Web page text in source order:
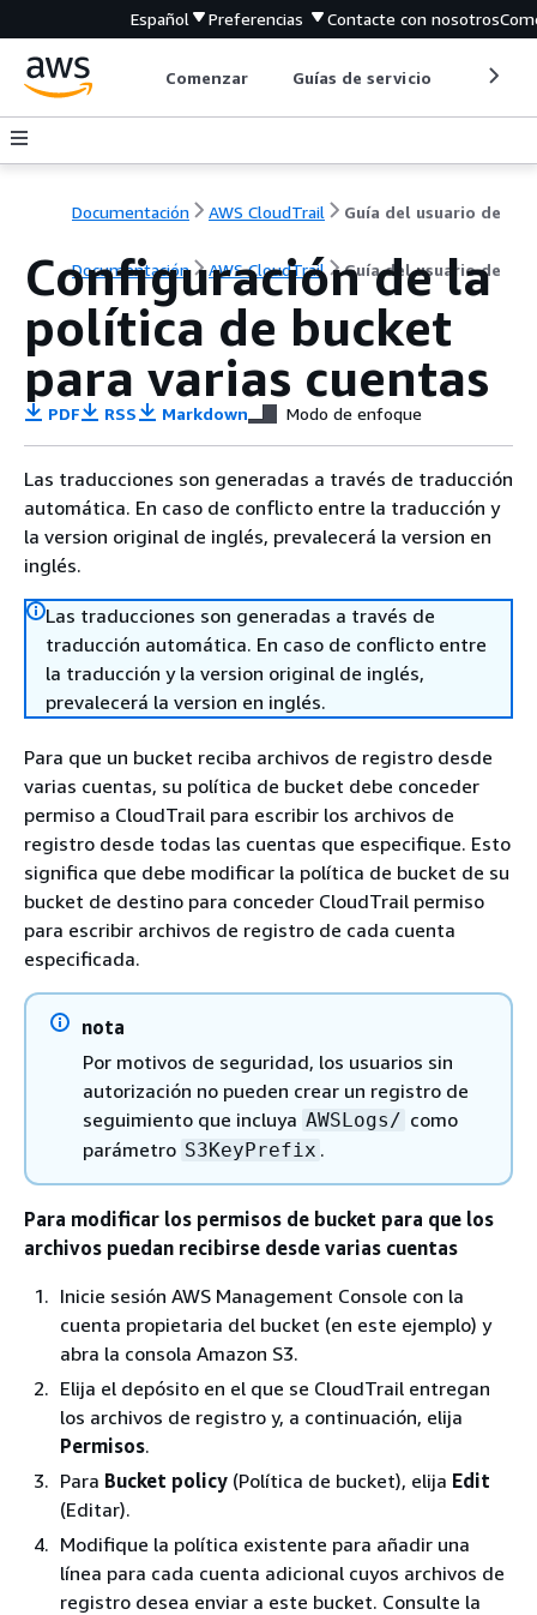
Español Preferencias Contacte con nosotros
Comenzar Guías de servicio
Documentación AWS CloudTrail Guía del usuario de
Documentación AWS CloudTrail Guía del usuario de
Configuración de la
política de bucket
para varias cuentas
PDF RSS Markdown Modo de enfoque
Las traducciones son generadas a través de traducción
automática. En caso de conflicto entre la traducción y
la version original de inglés, prevalecerá la version en
inglés.
Las traducciones son generadas a través de
traducción automática. En caso de conflicto entre
la traducción y la version original de inglés,
prevalecerá la version en inglés.
Para que un bucket reciba archivos de registro desde
varias cuentas, su política de bucket debe conceder
permiso a CloudTrail para escribir los archivos de
registro desde todas las cuentas que especifique. Esto
significa que debe modificar la política de bucket de su
bucket de destino para conceder CloudTrail permiso
para escribir archivos de registro de cada cuenta
especificada.
nota
Por motivos de seguridad, los usuarios sin
autorización no pueden crear un registro de
seguimiento que incluya AWSLogs/ como
parámetro S3KeyPrefix .
Para modificar los permisos de bucket para que los
archivos puedan recibirse desde varias cuentas
Inicie sesión AWS Management Console con la
cuenta propietaria del bucket (en este ejemplo) y
abra la consola Amazon S3.
Elija el depósito en el que se CloudTrail entregan
los archivos de registro y, a continuación, elija
Permisos.
Para Bucket policy (Política de bucket), elija Edit
(Editar).
Modifique la política existente para añadir una
línea para cada cuenta adicional cuyos archivos de
registro desea enviar a este bucket. Consulte la